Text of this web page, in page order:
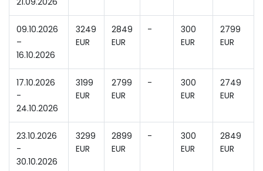
09.10.2026
–
16.10.2026
3249
EUR
2849
EUR
-
300
EUR
2799
EUR
17.10.2026
-
24.10.2026
3199
EUR
2799
EUR
-
300
EUR
2749
EUR
23.10.2026
-
30.10.2026
3299
EUR
2899
EUR
-
300
EUR
2849
EUR